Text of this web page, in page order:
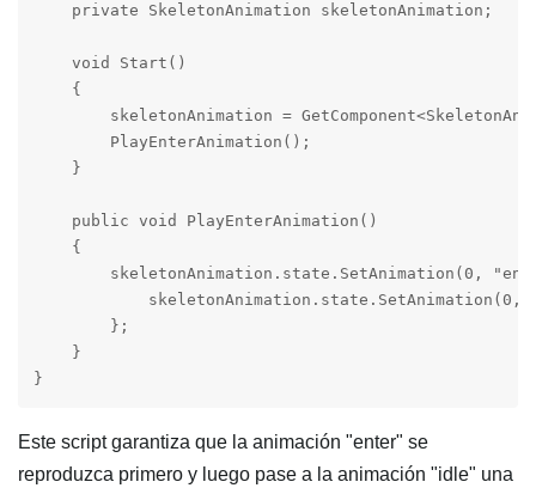
    private SkeletonAnimation skeletonAnimation;
    void Start()
    {
skeletonAnimation =
        PlayEnterAnimation();
    }
    public void PlayEnterAnimation()
    {
skeletonAnimation.state.SetAnimation(0,
skeletonAnimation.state.SetAnimation(0,
        };
    }
}
Este script garantiza que la animación "enter" se
reproduzca primero y luego pase a la animación "idle" una